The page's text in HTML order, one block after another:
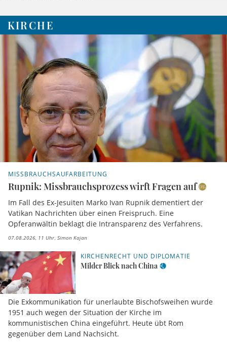
KIRCHE
MISSBRAUCHSAUFARBEITUNG
Rupnik: Missbrauchsprozess wirft Fragen auf
Im Fall des Ex-Jesuiten Marko Ivan Rupnik dementiert der
Vatikan Nachrichten über einen Freispruch. Eine
Opferanwältin beklagt die Intransparenz des Verfahrens.
07.08.2026, 11 Uhr Simon Kajan
KIRCHENRECHT UND DIPLOMATIE
Milder Blick nach China
Die Exkommunikation für unerlaubte Bischofsweihen wurde
1951 auch wegen der Situation der Kirche im
kommunistischen China eingeführt. Heute übt Rom
gegenüber dem Land Nachsicht.